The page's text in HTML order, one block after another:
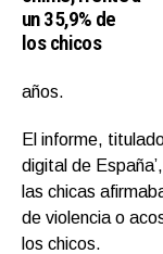
un 35,9% de
los chicos
años.
El informe,
digital de
las chicas
de violencia o
los chicos.